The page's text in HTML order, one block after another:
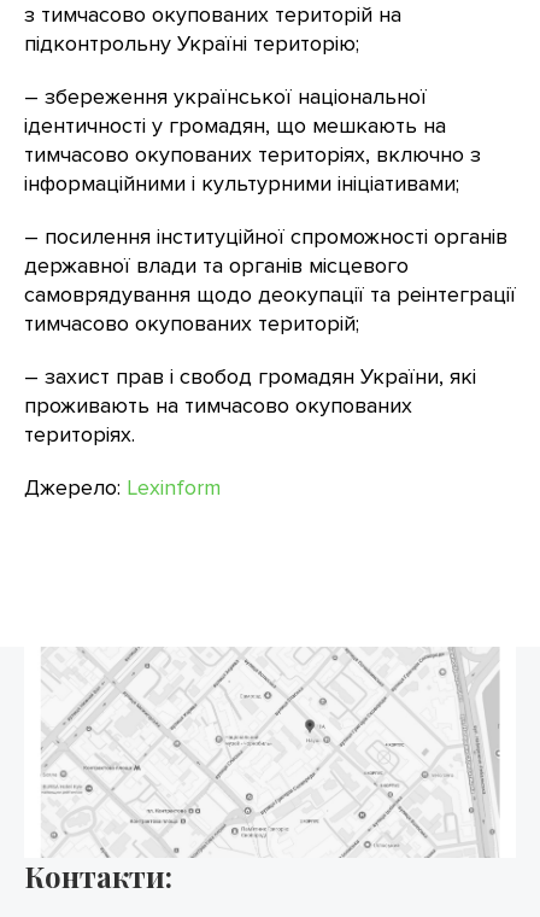
з тимчасово окупованих територій на
підконтрольну Україні територію;
– збереження української національної
ідентичності у громадян, що мешкають на
тимчасово окупованих територіях, включно з
інформаційними і культурними ініціативами;
– посилення інституційної спроможності органів
державної влади та органів місцевого
самоврядування щодо деокупації та реінтеграції
тимчасово окупованих територій;
– захист прав і свобод громадян України, які
проживають на тимчасово окупованих
територіях.
Джерело: Lexinform
Контакти: